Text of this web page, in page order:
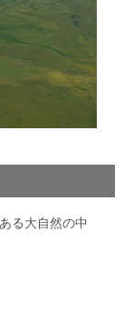
る大自然の中